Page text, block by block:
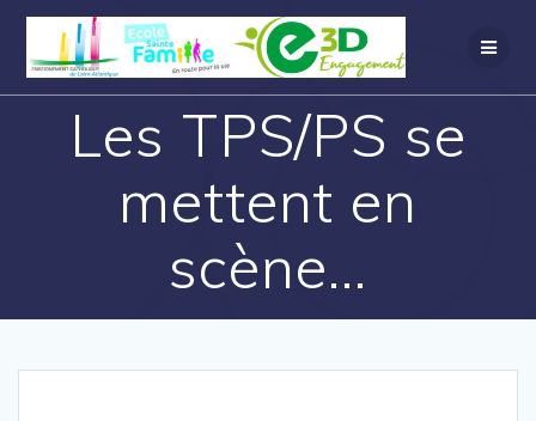
Les TPS/PS se
mettent en
scène…